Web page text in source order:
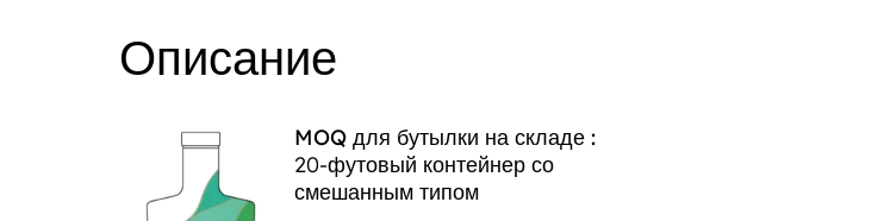
Описание
MOQ для бутылки на складе :
20-футовый контейнер со
смешанным типом